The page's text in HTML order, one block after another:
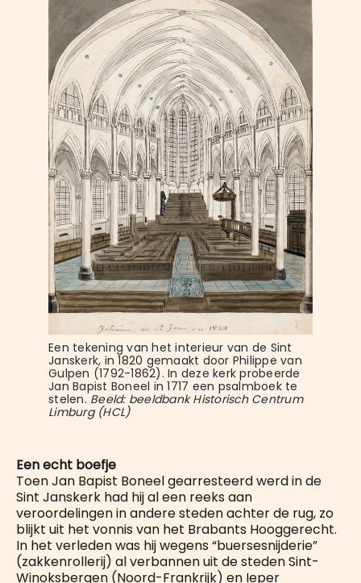
Een tekening van het interieur van de Sint
Janskerk, in 1820 gemaakt door Philippe van
Gulpen (1792-1862). In deze kerk probeerde
Jan Bapist Boneel in 1717 een psalmboek te
stelen. Beeld: beeldbank Historisch Centrum
Limburg (HCL)
Een echt boefje
Toen Jan Bapist Boneel gearresteerd werd in de
Sint Janskerk had hij al een reeks aan
veroordelingen in andere steden achter de rug, zo
blijkt uit het vonnis van het Brabants Hooggerecht.
In het verleden was hij wegens “buersesnijderie”
(zakkenrollerij) al verbannen uit de steden Sint-
Winoksbergen (Noord-Frankrijk) en Ieper